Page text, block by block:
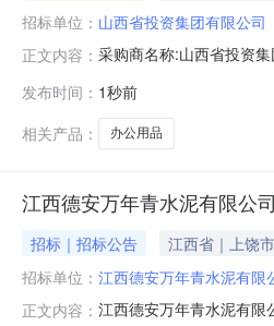
招标单位： 山西省投资集团有限公司
正文内容： 采购商名称:山西省投资
发布时间： 1秒前
相关产品：
办公用品
江西德安万年青水泥有限公
招标｜招标公告
江西省｜上饶
招标单位： 江西德安万年青水泥有限
正文内容： 江西德安万年青水泥有限